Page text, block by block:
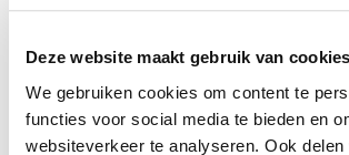
Deze website maakt gebruik van cookies
We gebruiken cookies om content te
functies voor social media te bieden en
websiteverkeer te analyseren. Ook delen
Over jou